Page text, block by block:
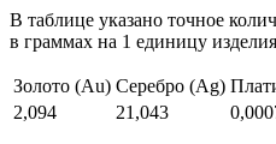
В таблице указано точное
в граммах на 1 единицу
Золото (Au) Серебро (Ag)
2,094
21,043